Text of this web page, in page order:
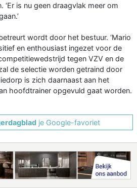
‘Er is nu geen draagvlak meer om
wordt door het bestuur. ‘Mario
en enthousiast ingezet voor de
tegen VZV en de
de selectie worden getraind door
is zich daarnaast aan het
hoofdtrainer opgevuld gaat worden.
je Google-favoriet